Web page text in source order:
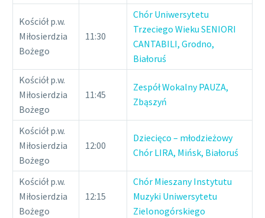
Kościół p.w.
Miłosierdzia
Bożego
11:30
Chór Uniwersytetu
Trzeciego Wieku SENIORI
CANTABILI, Grodno,
Białoruś
Kościół p.w.
Miłosierdzia
Bożego
11:45
Zespół Wokalny PAUZA,
Zbąszyń
Kościół p.w.
Miłosierdzia
Bożego
12:00
Dziecięco – młodzieżowy
Chór LIRA, Mińsk, Białoruś
Kościół p.w.
Miłosierdzia
Bożego
12:15
Chór Mieszany Instytutu
Muzyki Uniwersytetu
Zielonogórskiego